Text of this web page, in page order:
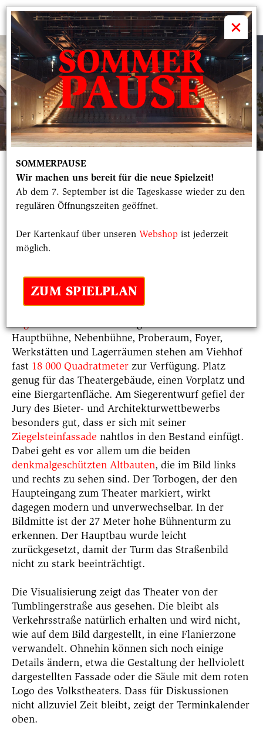
×
SOMMERPAUSE
Wir machen uns bereit für die neue Spielzeit!
Ab dem 7. September ist die Tageskasse wieder zu den
regulären Öffnungszeiten geöffnet.
Der Kartenkauf über unseren Webshop ist jederzeit
möglich.
ZUM SPIELPLAN
 volkstheater
DER ENTWURF
Ausgabe 1, Januar 2018
Die Pläne für das neue Münchner Volkstheater
stammen vomArchitekturbüro Lederer
Hauptbühne, Nebenbühne, Proberaum, Foyer,
Werkstätten und Lagerräumen stehen am Viehhof
fast 18 000 Quadratmeter zur Verfügung. Platz
genug für das Theatergebäude, einen Vorplatz und
eine Biergartenfläche. Am Siegerentwurf gefiel der
Jury des Bieter- und Architekturwettbewerbs
besonders gut, dass er sich mit seiner
Ziegelsteinfassade nahtlos in den Bestand einfügt.
Dabei geht es vor allem um die beiden
denkmalgeschützten Altbauten, die im Bild links
und rechts zu sehen sind. Der Torbogen, der den
Haupteingang zum Theater markiert, wirkt
dagegen modern und unverwechselbar. In der
Bildmitte ist der 27 Meter hohe Bühnenturm zu
erkennen. Der Hauptbau wurde leicht
zurückgesetzt, damit der Turm das Straßenbild
nicht zu stark beeinträchtigt.
Die Visualisierung zeigt das Theater von der
Tumblingerstraße aus gesehen. Die bleibt als
Verkehrsstraße natürlich erhalten und wird nicht,
wie auf dem Bild dargestellt, in eine Flanierzone
verwandelt. Ohnehin können sich noch einige
Details ändern, etwa die Gestaltung der hellviolett
dargestellten Fassade oder die Säule mit dem roten
Logo des Volkstheaters. Dass für Diskussionen
nicht allzuviel Zeit bleibt, zeigt der Terminkalender
oben.